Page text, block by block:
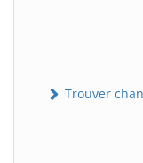
Trouver